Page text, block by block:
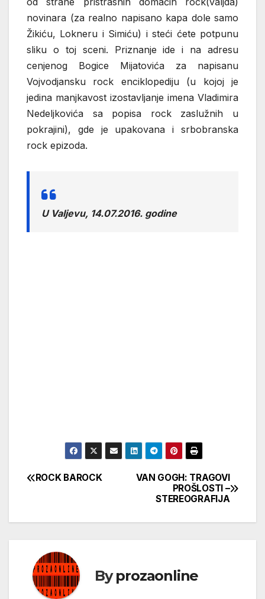
novinara (za realno napisano kapa dole samo
Žikiću, Lokneru i Simiću) i steći ćete potpunu
sliku o toj sceni. Priznanje ide i na adresu
cenjenog Bogice Mijatovića za napisanu
Vojvodjansku rock enciklopediju (u kojoj je
jedina manjkavost izostavljanje imena Vladimira
Nedeljkovića sa popisa rock zaslužnih u
pokrajini), gde je upakovana i srbobranska
rock epizoda.
U Valjevu, 14.07.2016. godine
Кретање
VAN GOGH: TRAGOVI
PROŠLOSTI –
STEREOGRAFIJA
ROCK BAROCK
Byprozaonline